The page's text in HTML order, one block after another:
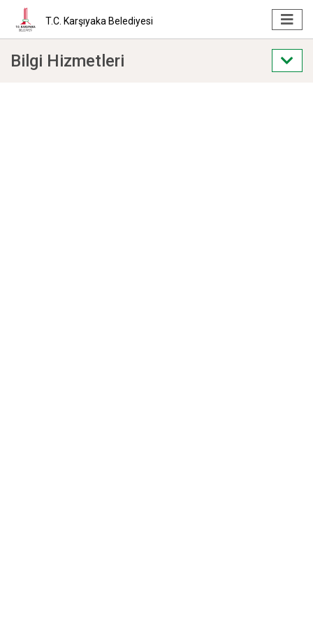
T.C. Karşıyaka Belediyesi
Bilgi Hizmetleri